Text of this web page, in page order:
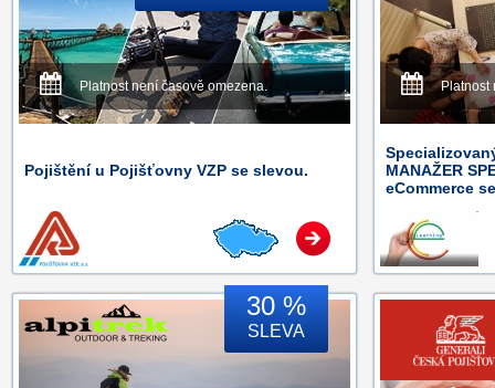
Platnost není časově omezena.
Pojištění u Pojišťovny VZP se slevou.
Platnost
MANAŽER
eCommerce
30 %
SLEVA